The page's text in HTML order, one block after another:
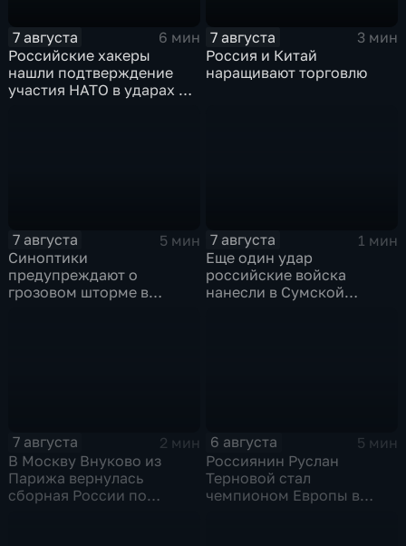
7 августа
6 мин
Российские хакеры
нашли подтверждение
участия НАТО в ударах по
7 августа
3 мин
Россия и Китай
наращивают торговлю
7 августа
5 мин
Синоптики
предупреждают о
грозовом шторме в
7 августа
1 мин
Еще один удар
российские войска
нанесли в Сумской
7 августа
2 мин
В Москву Внуково из
Парижа вернулась
сборная России по
6 августа
5 мин
Россиянин Руслан
Терновой стал
чемпионом Европы в